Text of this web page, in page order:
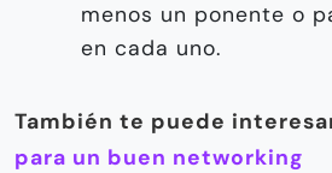
menos un ponente o
en cada uno.
También te puede
para un buen networking